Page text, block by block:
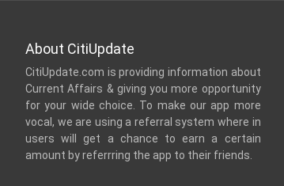
About CitiUpdate
CitiUpdate.com is providing information about
Current Affairs & giving you more opportunity
for your wide choice. To make our app more
vocal, we are using a referral system where in
users will get a chance to earn a certain
amount by referrring the app to their friends.